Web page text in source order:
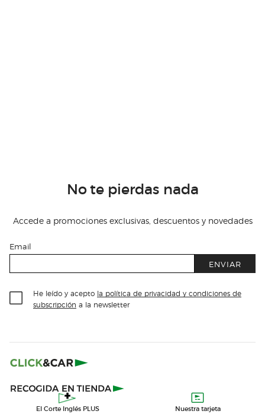
No te pierdas nada
Accede a promociones exclusivas, descuentos y novedades
Email
ENVIAR
He leído y acepto la política de privacidad y condiciones de
subscripción a la newsletter
El Corte Inglés PLUS Nuestra tarjeta